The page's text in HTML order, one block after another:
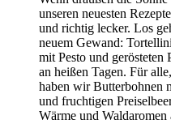
unseren neuesten
und richtig lecker. Los
neuem Gewand:
mit Pesto und
an heißen Tagen. Für
haben wir Butterbohnen
und fruchtigen
Wärme und Waldaromen